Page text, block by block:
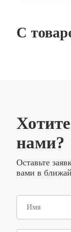
С
нами?
Оставьте
вами в